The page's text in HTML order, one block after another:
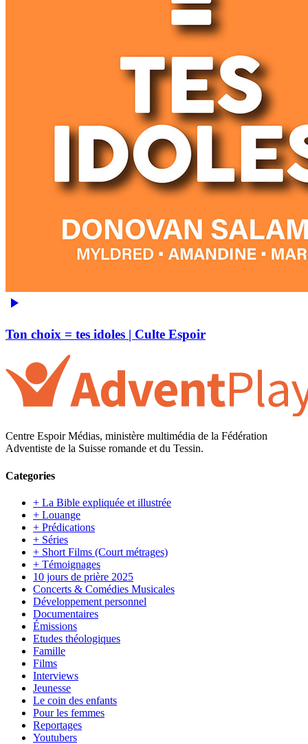
Ton choix = tes idoles | Culte Espoir
Centre Espoir Médias, ministère multimédia de la Fédération
Adventiste de la Suisse romande et du Tessin.
Categories
+ La Bible expliquée et illustrée
+ Louange
+ Prédications
+ Séries
+ Short Films (Court métrages)
+ Témoignages
10 jours de prière 2025
Concerts & Comédies Musicales
Développement personnel
Documentaires
Émissions
Etudes théologiques
Famille
Films
Interviews
Jeunesse
Le coin des enfants
Pour les femmes
Reportages
Youtubers